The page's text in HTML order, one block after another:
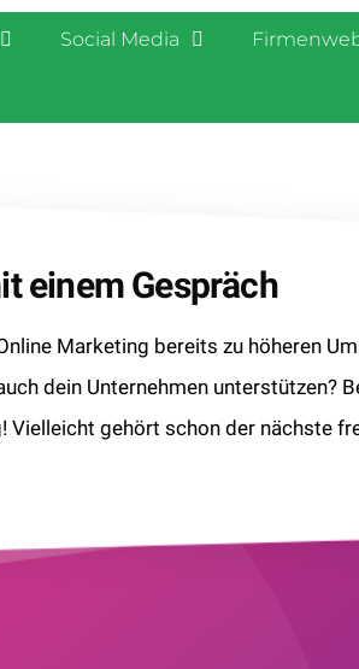
Social Media
einem Gespräch
Marketing bereits zu höheren
dein Unternehmen unterstützen?
gehört schon der nächste